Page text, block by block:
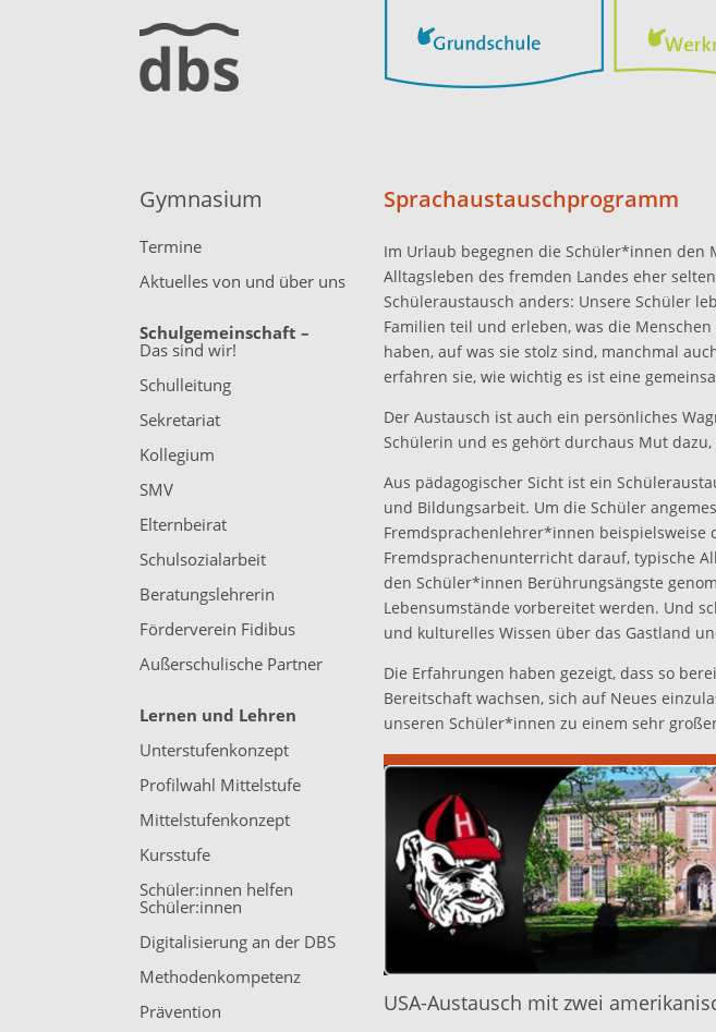
Gymnasium
Termine
Aktuelles von und über uns
Schulgemeinschaft –
Das sind wir!
Schulleitung
Sekretariat
Kollegium
SMV
Elternbeirat
Schulsozialarbeit
Beratungslehrerin
Förderverein Fidibus
Außerschulische Partner
Lernen und Lehren
Unterstufenkonzept
Profilwahl Mittelstufe
Mittelstufenkonzept
Kursstufe
Schüler:innen helfen
Schüler:innen
Digitalisierung an der DBS
Methodenkompetenz
Prävention
Sprachaustauschprogramm
Im Urlaub begegnen die Schüler*innen den
Alltagsleben des fremden Landes eher
Schüleraustausch anders: Unsere Schüler
Familien teil und erleben, was die
haben, auf was sie stolz sind, manchmal
erfahren sie, wie wichtig es ist eine
Der Austausch ist auch ein persönliches
Schülerin und es gehört durchaus Mut
Aus pädagogischer Sicht ist ein
und Bildungsarbeit. Um die Schüler
Fremdsprachenlehrer*innen beispielsweise
Fremdsprachenunterricht darauf, typische
den Schüler*innen Berührungsängste
Lebensumstände vorbereitet werden. Und
und kulturelles Wissen über das Gastland
Die Erfahrungen haben gezeigt, dass so
Bereitschaft wachsen, sich auf Neues
unseren Schüler*innen zu einem sehr
USA-Austausch mit zwei